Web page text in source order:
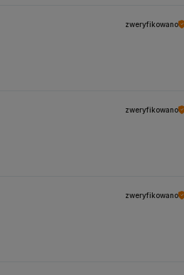
zweryfikowano
zweryfikowano
zweryfikowano